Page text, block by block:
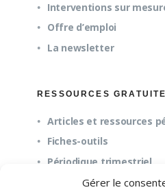
Gérer le
Interventions sur
Offre d’emploi
La newsletter
RESSOURCES
Articles et ressources
Fiches-outils
Périodique trimestriel